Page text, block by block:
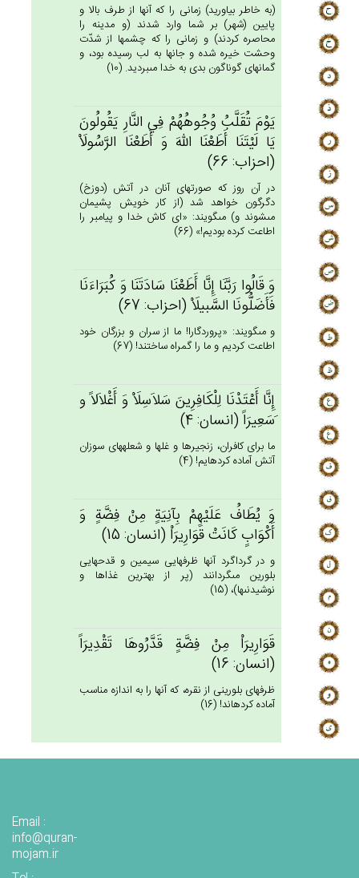
(به خاطر بياوريد) زمانى را كه آنها از طرف بالا و
پايين (شهر) بر شما وارد شدند (و مدينه را
محاصره كردند) و زمانى را كه چشمها از شدّت
وحشت خيره شده و جانها به لب رسيده بود، و
گمانهاى گوناگون بدى به خدا مى‏برديد. (10)
يَوْم‌َ تُقَلَّب‌ُ وُجُوهُهُم‌ْ فِي‌ النَّارِ يَقُولُون‌َ
يَا لَيْتَنَا أَطَعْنَا الله‌َ وَ أَطَعْنَا الرَّسُولَاْ
(احزاب: 66)
در آن روز كه صورتهاى آنان در آتش (دوزخ)
دگرگون خواهد شد (از كار خويش پشيمان
مى‏شوند و) مى‏گويند: «اى كاش خدا و پيامبر را
اطاعت كرده بوديم!» (66)
وَ قَالُوا رَبَّنَا إِنَّا أَطَعْنَا سَادَتَنَا وَ كُبَرَاءَنَا
فَأَضَلُّونَا السَّبيلَاْ (احزاب: 67)
و مى‏گويند: «پروردگارا! ما از سران و بزرگان خود
اطاعت كرديم و ما را گمراه ساختند! (67)
إِنَّا أَعْتَدْنَا لِلْكَافِرِين‌َ سَلاَسِلَاْ وَ أَغْلاَلاً و
َسَعِيرَاً (انسان: 4)
ما براى كافران، زنجيرها و غلها و شعله‏هاى سوزان
آتش آماده كرده‏ايم! (4)
وَ يُطَاف‌ُ عَلَيْهِمْ‌ بِآنِيَة‌ٍ مِنْ فِضَّة‌ٍ وَ
أَكْوَاب‌ٍ كَانَت‌ْ قَوَارِيرَاْ (انسان: 15)
و در گرداگرد آنها ظرفهايى سيمين و قدحهايى
بلورين مى‏گردانند (پر از بهترين غذاها و
نوشيدنى‏ها)، (15)
قَوَارِيرَاْ مِنْ‌ فِضَّة‌ٍ قَدَّرُوهَا تَقْدِيرَاً
(انسان: 16)
ظرفهاى بلورينى از نقره، كه آنها را به اندازه مناسب
آماده كرده‏اند! (16)
Email :
info@quran-
mojam.ir